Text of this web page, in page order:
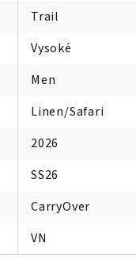
Trail
Vysoké
Men
Linen/Safari
2026
SS26
CarryOver
VN